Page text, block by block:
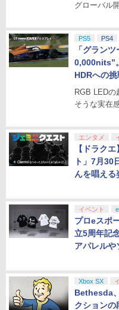
グローバル
PS5 PS4
「グラン
0,000nits”
HDRへの挑
RGB LED
そうな実在
エンタメ
【ドラク
ト」7月30
んを唱える
イベント
プロeスポ
立5周年記
アパレルや
Xbox SX
Bethesda
クションの